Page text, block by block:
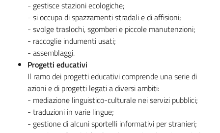
- gestisce stazioni ecologiche;
- si occupa di spazzamenti stradali e di affisioni;
- svolge traslochi, sgomberi e piccole manutenzioni;
- raccoglie indumenti usati;
- assemblaggi.
Progetti educativi
Il ramo dei progetti educativi comprende una serie di
azioni e di progetti legati a diversi ambiti:
- mediazione linguistico-culturale nei servizi pubblici;
- traduzioni in varie lingue;
- gestione di alcuni sportelli informativi per stranieri;